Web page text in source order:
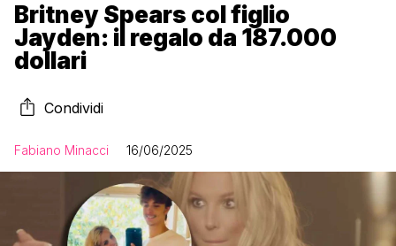
Britney Spears col figlio
Jayden: il regalo da 187.000
dollari
Condividi
Fabiano Minacci 16/06/2025